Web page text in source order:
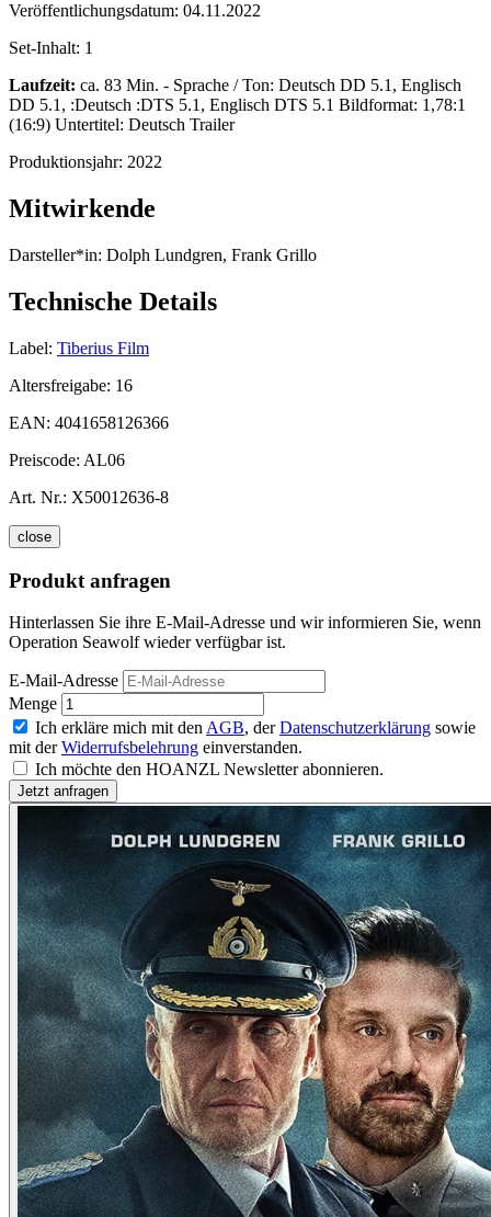
Veröffentlichungsdatum: 04.11.2022
Set-Inhalt: 1
Laufzeit: ca. 83 Min. - Sprache / Ton: Deutsch DD 5.1, Englisch
DD 5.1, :Deutsch :DTS 5.1, Englisch DTS 5.1 Bildformat: 1,78:1
(16:9) Untertitel: Deutsch Trailer
Produktionsjahr: 2022
Mitwirkende
Darsteller*in: Dolph Lundgren, Frank Grillo
Technische Details
Label: Tiberius Film
Altersfreigabe: 16
EAN: 4041658126366
Preiscode: AL06
Art. Nr.: X50012636-8
close
Produkt anfragen
Hinterlassen Sie ihre E-Mail-Adresse und wir informieren Sie, wenn
Operation Seawolf wieder verfügbar ist.
E-Mail-Adresse
Menge
Ich erkläre mich mit den AGB, derDatenschutzerklärung sowie
mit derWiderrufsbelehrung einverstanden.
Ich möchte den HOANZL Newsletter abonnieren.